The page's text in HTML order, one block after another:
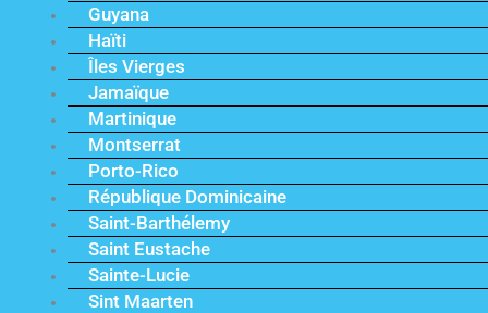
Guyana
Haïti
Îles Vierges
Jamaïque
Martinique
Montserrat
Porto-Rico
République Dominicaine
Saint-Barthélemy
Saint Eustache
Sainte-Lucie
Sint Maarten